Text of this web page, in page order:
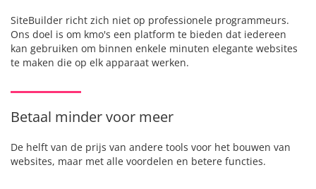
SiteBuilder richt zich niet op professionele programmeurs.
Ons doel is om kmo's een platform te bieden dat iedereen
kan gebruiken om binnen enkele minuten elegante websites
te maken die op elk apparaat werken.
Betaal minder voor meer
De helft van de prijs van andere tools voor het bouwen van
websites, maar met alle voordelen en betere functies.